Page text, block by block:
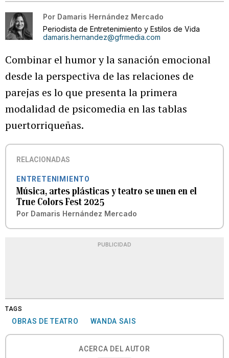
Por Damaris Hernández Mercado
Periodista de Entretenimiento y Estilos de Vida
damaris.hernandez@gfrmedia.com
Combinar el humor y la sanación emocional
desde la perspectiva de las relaciones de
parejas es lo que presenta la primera
modalidad de psicomedia en las tablas
puertorriqueñas.
RELACIONADAS
ENTRETENIMIENTO
Música, artes plásticas y teatro se unen en el
True Colors Fest 2025
Por Damaris Hernández Mercado
PUBLICIDAD
TAGS
OBRAS DE TEATRO WANDA SAIS
ACERCA DEL AUTOR